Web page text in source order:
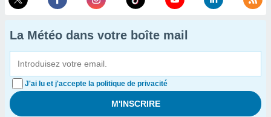
La Météo dans votre boîte mail
J'ai lu et j'accepte la politique de privacité